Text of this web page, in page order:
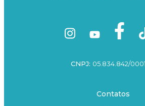
CNPJ: 05.834.842/
Contatos